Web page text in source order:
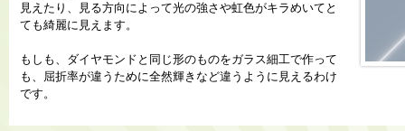
見えたり、見る方向によって光の強さや虹色がキラめいてと
ても綺麗に見えます。
もしも、ダイヤモンドと同じ形のものをガラス細工で作って
も、屈折率が違うために全然輝きなど違うように見えるわけ
です。